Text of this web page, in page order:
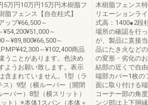
円10万円15万円木樹脂フ
フェンス【自在柱式】
ップ¥66,500～
¥54,200¥51,000～
～¥89,800¥66,500～
～¥102,400商品
うことがあります。色決め
ようお願い致します。表示
含まれていません。1型（ラ
）9型（横ルーパー［開閉
パー）8型（横スリット）
ト）※本体1スパン（本体＋
木樹脂フェンス
リエーションラ
式高：1400●2段
場所の確認を行
が、製品に直接
品にたき火など
の変形・劣化の
結部の近くで自
端部カバー1枚の
面に取り付ける
コーナー部の角
ンジ部は上下胴